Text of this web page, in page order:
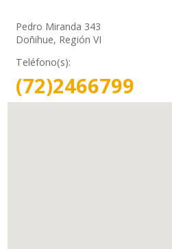
Pedro Miranda 343
Doñihue, Región VI
Teléfono(s):
(72)2466799